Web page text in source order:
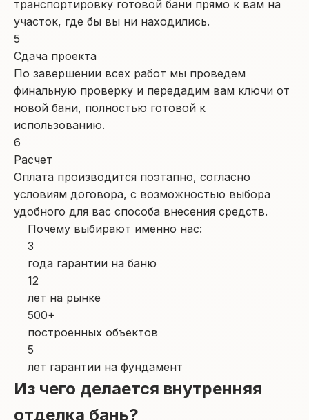
транспортировку готовой бани прямо к вам на
участок, где бы вы ни находились.
5
Сдача проекта
По завершении всех работ мы проведем
финальную проверку и передадим вам ключи от
новой бани, полностью готовой к
использованию.
6
Расчет
Оплата производится поэтапно, согласно
условиям договора, с возможностью выбора
удобного для вас способа внесения средств.
Почему выбирают именно нас:
3
года гарантии на баню
12
лет на рынке
500+
построенных объектов
5
лет гарантии на фундамент
Из чего делается внутренняя
отделка бань?